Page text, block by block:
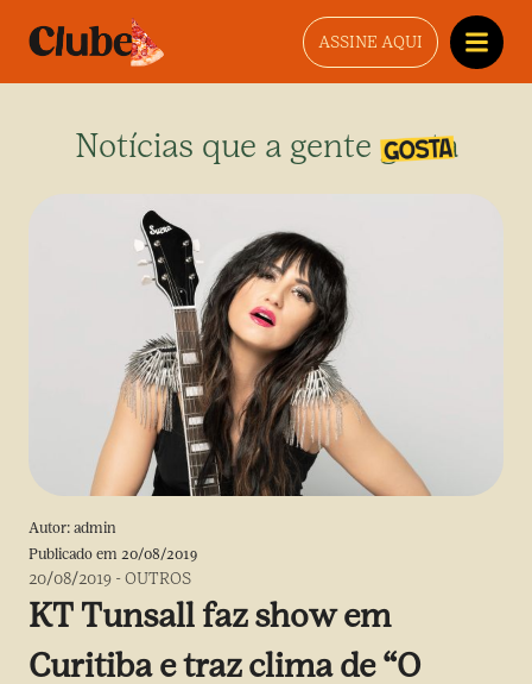
ASSINE AQUI
Notícias que a gente gosta
Autor: admin
Publicado em 20/08/2019
20/08/2019 -OUTROS
KT Tunsall faz show em
Curitiba e traz clima de “O